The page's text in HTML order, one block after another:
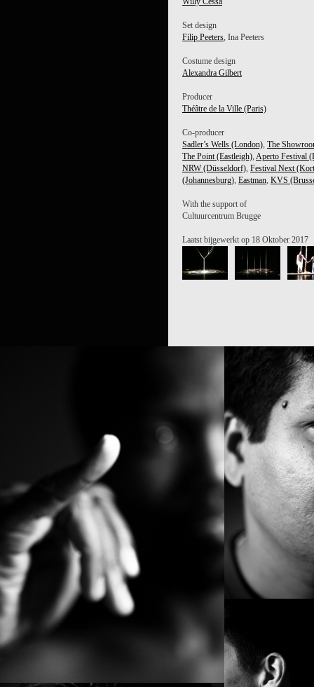
Set design
Filip Peeters, Ina Peeters
Costume design
Alexandra Gilbert
Producer
Théâtre de la Ville (Paris)
Co-producer
Sadler’s Wells (London), The
The Point (Eastleigh), Aperto Festival
NRW (Düsseldorf), Festival Next
(Johannesburg), Eastman, KVS
With the support of
Cultuurcentrum Brugge
Laatst bijgewerkt op 18 Oktober 2017
STEFAN KNAPIK
KVS